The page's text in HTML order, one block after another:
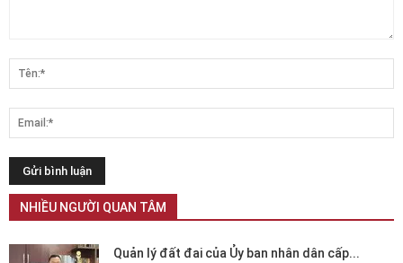
NHIỀU NGƯỜI QUAN TÂM
Quản lý đất đai của Ủy ban nhân dân cấp...